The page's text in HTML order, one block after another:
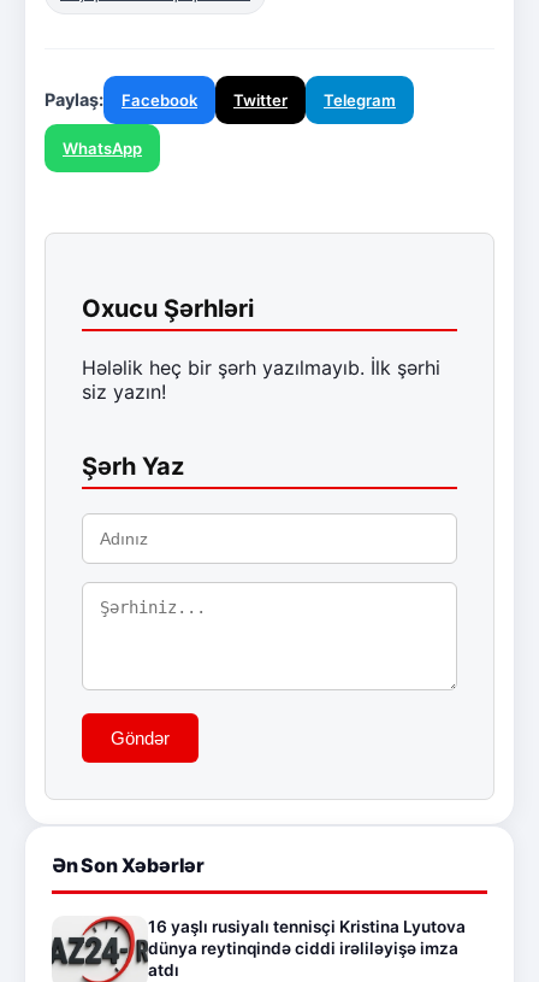
Paylaş: Facebook Twitter Telegram
WhatsApp
Oxucu Şərhləri
Hələlik heç bir şərh yazılmayıb. İlk şərhi
siz yazın!
Şərh Yaz
Göndər
Ən Son Xəbərlər
16 yaşlı rusiyalı tennisçi Kristina Lyutova
dünya reytinqində ciddi irəliləyişə imza
atdı